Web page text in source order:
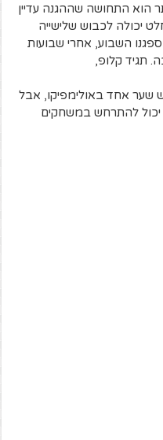
הוא התחושה שההגנה עדיין
יכולה לכבוש שלישייה
השבוע, אחרי שבועות
תגיד קלופ,
שער אחד באולימפיקו, אבל
להתרחש במשחקים